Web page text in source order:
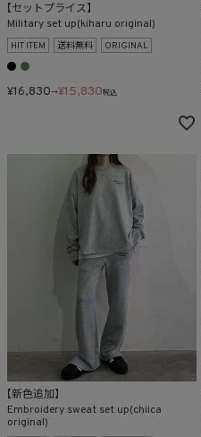
【セットプライス】
Military set up(kiharu original)
HIT ITEM 送料無料 ORIGINAL
¥16,830→¥15,830税込
【新色追加】
Embroidery sweat set up(chiica
original)